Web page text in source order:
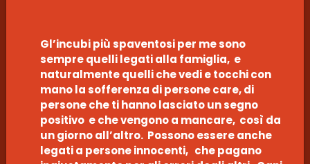
Gl’incubi più spaventosi per me sono
sempre quelli legati alla famiglia, e
naturalmente quelli che vedi e tocchi con
mano la sofferenza di persone care, di
persone che ti hanno lasciato un segno
positivo e che vengono a mancare, così da
un giorno all’altro. Possono essere anche
legati a persone innocenti, che pagano